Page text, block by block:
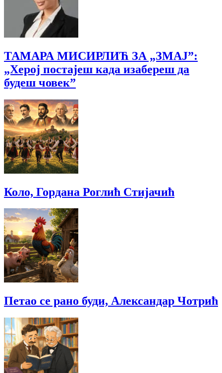
ТАМАРА МИСИРЛИЋ ЗА „ЗМАЈ”:
„Херој постајеш када изабереш да
будеш човек”
Коло, Гордана Роглић Стијачић
Петао се рано буди, Александар Чотрић